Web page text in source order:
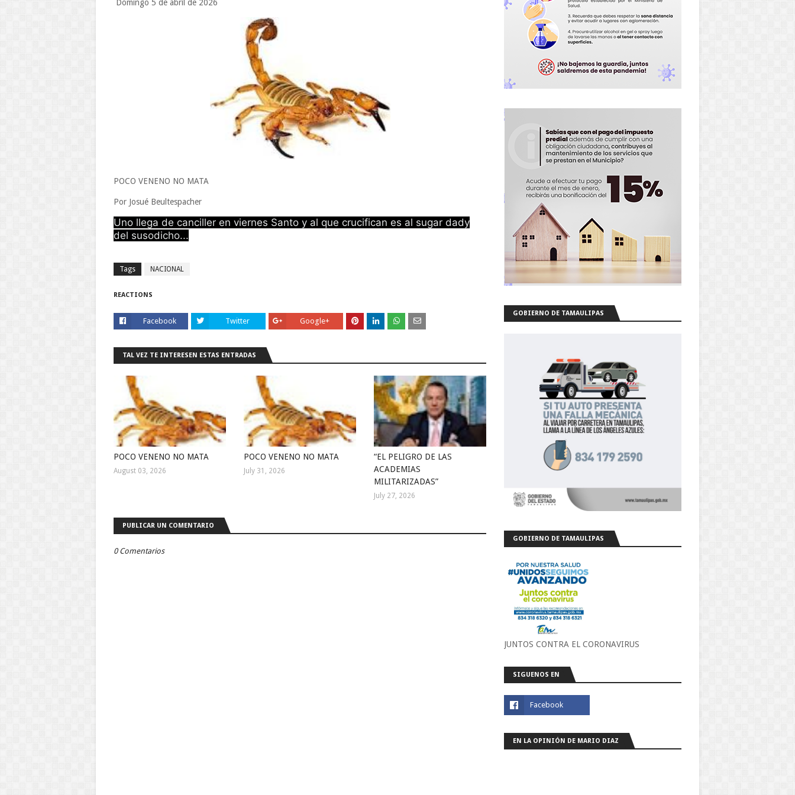
Domingo 5 de abril de 2026
POCO VENENO NO MATA
Por Josué Beultespacher
Uno llega de canciller en viernes Santo y al que crucifican es al sugar dady
del susodicho...
Tags NACIONAL
REACTIONS
Facebook Twitter Google+
TAL VEZ TE INTERESEN ESTAS ENTRADAS
POCO VENENO NO MATA
August 03, 2026
POCO VENENO NO MATA
July 31, 2026
“EL PELIGRO DE LAS
ACADEMIAS
MILITARIZADAS”
July 27, 2026
PUBLICAR UN COMENTARIO
0 Comentarios
GOBIERNO DE TAMAULIPAS
GOBIERNO DE TAMAULIPAS
JUNTOS CONTRA EL CORONAVIRUS
SIGUENOS EN
EN LA OPINIÓN DE MARIO DIAZ